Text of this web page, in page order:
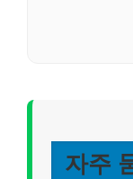
자주